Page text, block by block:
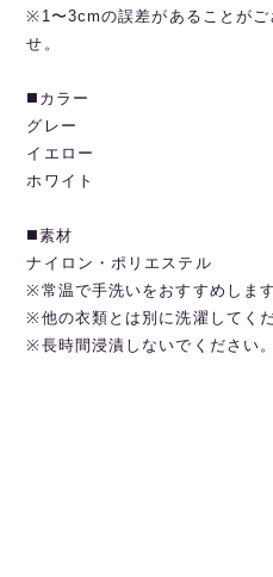
※1〜3cmの誤差があることがご
せ。
◼️カラー
グレー
イエロー
ホワイト
◼️素材
ナイロン・ポリエステル
※常温で手洗いをおすすめします
※他の衣類とは別に洗濯してくだ
※長時間浸漬しないでください。